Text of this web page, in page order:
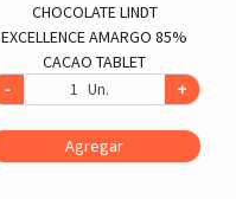
CHOCOLATE LINDT
EXCELLENCE AMARGO 85%
CACAO TABLET
-
Un. +
Agregar